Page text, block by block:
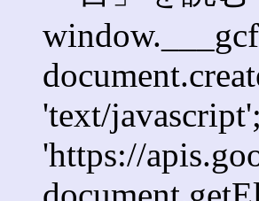
'text/
'https://